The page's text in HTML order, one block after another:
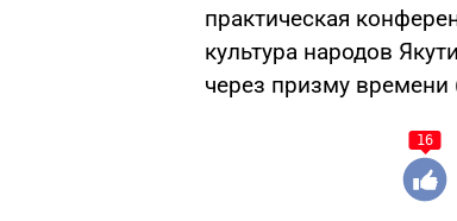
практическая
культура народов
через призму времени
16